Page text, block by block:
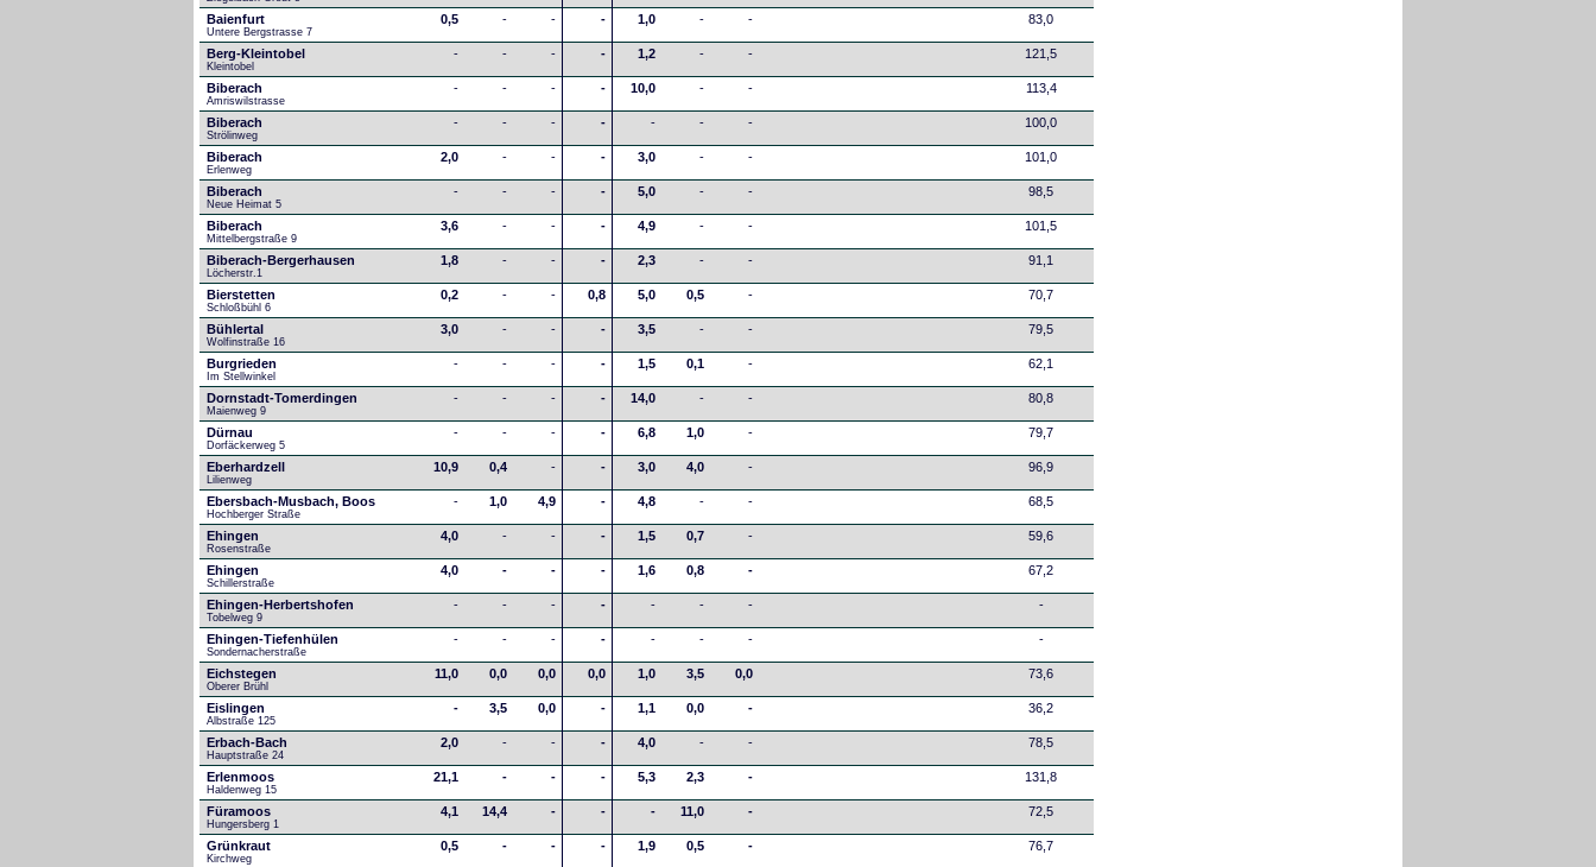
Baienfurt
Untere Bergstrasse 7
0,5 - - - 1,0 - - 83,0
Berg-Kleintobel
Kleintobel
- - - - 1,2 - - 121,5
Biberach
Amriswilstrasse
- - - - 10,0 - - 113,4
Biberach
Strölinweg
- - - - - - - 100,0
Biberach
Erlenweg
2,0 - - - 3,0 - - 101,0
Biberach
Neue Heimat 5
- - - - 5,0 - - 98,5
Biberach
Mittelbergstraße 9
3,6 - - - 4,9 - - 101,5
Biberach-Bergerhausen
Löcherstr.1
1,8 - - - 2,3 - - 91,1
Bierstetten
Schloßbühl 6
0,2 - - 0,8 5,0 0,5 - 70,7
Bühlertal
Wolfinstraße 16
3,0 - - - 3,5 - - 79,5
Burgrieden
Im Stellwinkel
- - - - 1,5 0,1 - 62,1
Dornstadt-Tomerdingen
Maienweg 9
- - - - 14,0 - - 80,8
Dürnau
Dorfäckerweg 5
- - - - 6,8 1,0 - 79,7
Eberhardzell
Lilienweg
10,9 0,4 - - 3,0 4,0 - 96,9
Ebersbach-Musbach, Boos
Hochberger Straße
- 1,0 4,9 - 4,8 - - 68,5
Ehingen
Rosenstraße
4,0 - - - 1,5 0,7 - 59,6
Ehingen
Schillerstraße
4,0 - - - 1,6 0,8 - 67,2
Ehingen-Herbertshofen
Tobelweg 9
- - - - - - - -
Ehingen-Tiefenhülen
Sondernacherstraße
- - - - - - - -
Eichstegen
Oberer Brühl
11,0 0,0 0,0 0,0 1,0 3,5 0,0 73,6
Eislingen
Albstraße 125
- 3,5 0,0 - 1,1 0,0 - 36,2
Erbach-Bach
Hauptstraße 24
2,0 - - - 4,0 - - 78,5
Erlenmoos
Haldenweg 15
21,1 - - - 5,3 2,3 - 131,8
Füramoos
Hungersberg 1
4,1 14,4 - - - 11,0 - 72,5
Grünkraut
Kirchweg
0,5 - - - 1,9 0,5 - 76,7